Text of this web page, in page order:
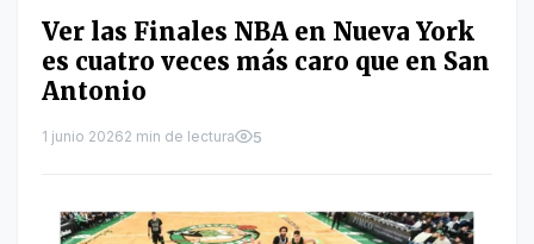
Ver las Finales NBA en Nueva York
es cuatro veces más caro que en San
Antonio
1 junio 20262 min de lectura 5